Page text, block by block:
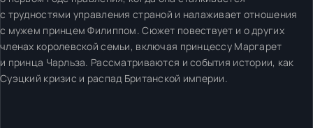
с трудностями управления страной и налаживает отношения
с мужем принцем Филиппом. Сюжет повествует и о других
членах королевской семьи, включая принцессу Маргарет
и принца Чарльза. Рассматриваются и события истории, как
Суэцкий кризис и распад Британской империи.